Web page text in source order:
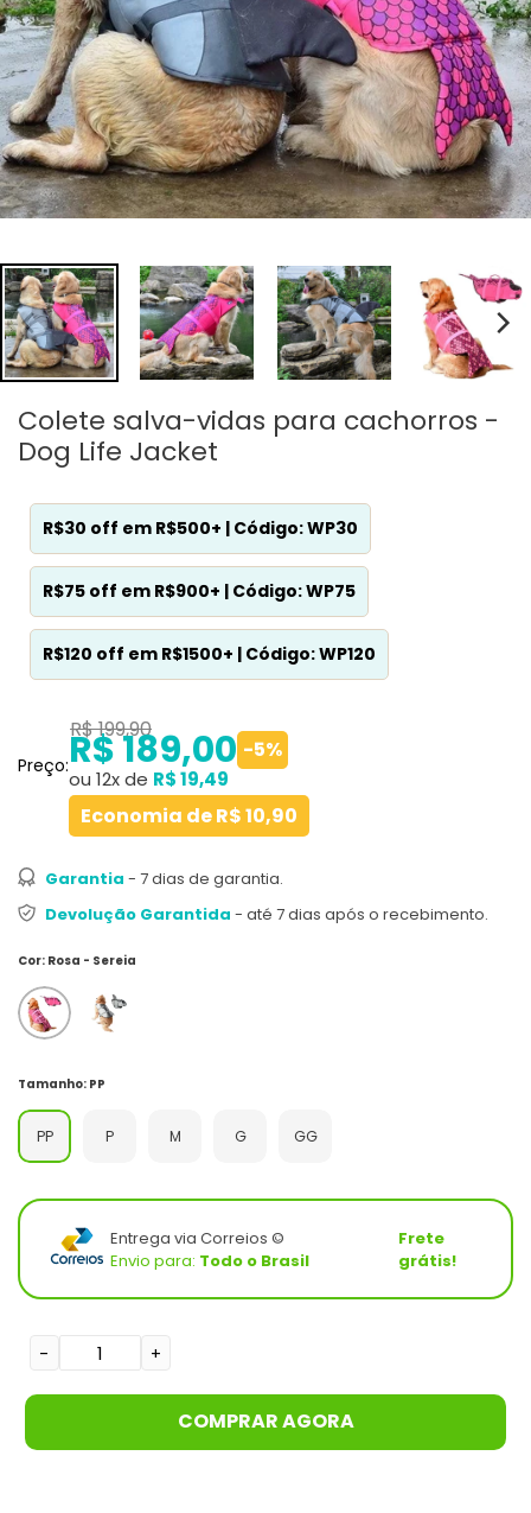
Colete salva-vidas para cachorros -
Dog Life Jacket
R$30 off em R$500+ | Código: WP30
R$75 off em R$900+ | Código: WP75
R$120 off em R$1500+ | Código: WP120
Preço:
R$ 199,90
R$ 189,00 -5%
ou 12x de R$ 19,49
Economia deR$ 10,90
Garantia - 7 dias de garantia.
Devolução Garantida - até 7 dias após o recebimento.
Cor: Rosa - Sereia
Tamanho: PP
PP P M G GG
Entrega via Correios ©
Envio para: Todo o Brasil
Frete
grátis!
- +
COMPRAR AGORA